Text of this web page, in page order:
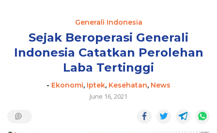
Generali Indonesia
Sejak Beroperasi Generali
Indonesia Catatkan Perolehan
Laba Tertinggi
- Ekonomi, Iptek, Kesehatan, News
June 16, 2021